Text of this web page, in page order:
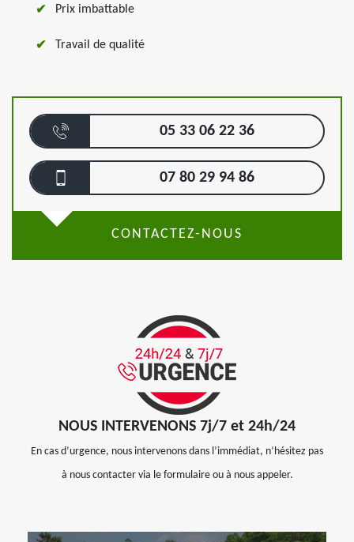
Prix imbattable
Travail de qualité
05 33 06 22 36
07 80 29 94 86
CONTACTEZ-NOUS
NOUS INTERVENONS 7j/7 et 24h/24
En cas d’urgence, nous intervenons dans l’immédiat, n’hésitez pas
à nous contacter via le formulaire ou à nous appeler.